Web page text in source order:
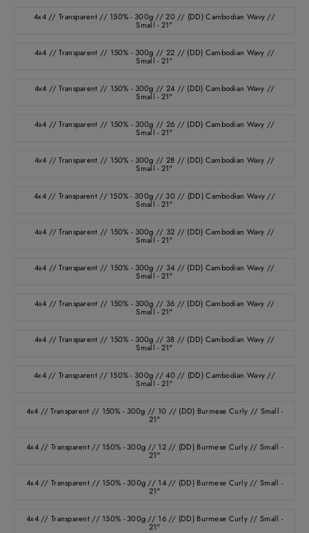
4x4 // Transparent // 150% - 300g // 20 // (DD) Cambodian Wavy //
Small - 21"
4x4 // Transparent // 150% - 300g // 22 // (DD) Cambodian Wavy //
Small - 21"
4x4 // Transparent // 150% - 300g // 24 // (DD) Cambodian Wavy //
Small - 21"
4x4 // Transparent // 150% - 300g // 26 // (DD) Cambodian Wavy //
Small - 21"
4x4 // Transparent // 150% - 300g // 28 // (DD) Cambodian Wavy //
Small - 21"
4x4 // Transparent // 150% - 300g // 30 // (DD) Cambodian Wavy //
Small - 21"
4x4 // Transparent // 150% - 300g // 32 // (DD) Cambodian Wavy //
Small - 21"
4x4 // Transparent // 150% - 300g // 34 // (DD) Cambodian Wavy //
Small - 21"
4x4 // Transparent // 150% - 300g // 36 // (DD) Cambodian Wavy //
Small - 21"
4x4 // Transparent // 150% - 300g // 38 // (DD) Cambodian Wavy //
Small - 21"
4x4 // Transparent // 150% - 300g // 40 // (DD) Cambodian Wavy //
Small - 21"
4x4 // Transparent // 150% - 300g // 10 // (DD) Burmese Curly // Small -
21"
4x4 // Transparent // 150% - 300g // 12 // (DD) Burmese Curly // Small -
21"
4x4 // Transparent // 150% - 300g // 14 // (DD) Burmese Curly // Small -
21"
4x4 // Transparent // 150% - 300g // 16 // (DD) Burmese Curly // Small -
21"